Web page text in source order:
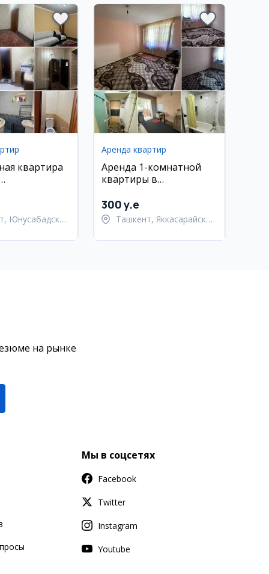
квартира
Юнусабадский
Аренда квартир
Аренда 1-комнатной
квартиры в
300 y.e
Ташкент, Яккасарайский
на рынке
Мы в соцсетях
Facebook
Twitter
Instagram
Youtube